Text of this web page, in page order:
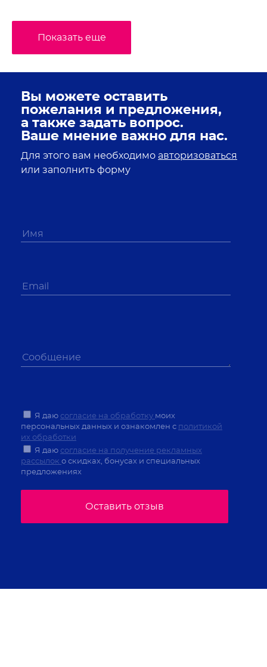
Показать еще
Вы можете оставить
пожелания и предложения,
а также задать вопрос.
Ваше мнение важно для нас.
Для этого вам необходимо авторизоваться
или заполнить форму
Я даю согласие на обработку моих
персональных данных и ознакомлен с политикой
их обработки
Я даю согласие на получение рекламных
рассылок о скидках, бонусах и специальных
предложениях
Оставить отзыв